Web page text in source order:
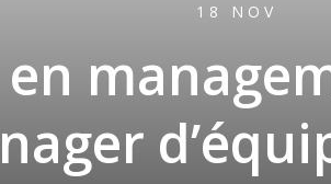
18 NOV
en